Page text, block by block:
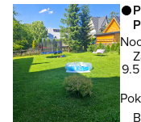
9.5